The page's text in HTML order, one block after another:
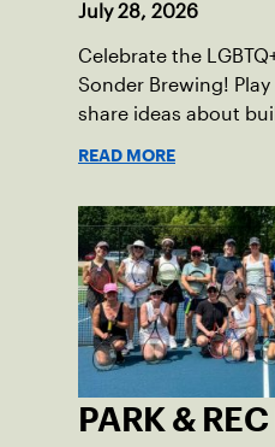
July 28, 2026
Celebrate the
Sonder Brewing! Play
share ideas about
READ MORE
PARK &